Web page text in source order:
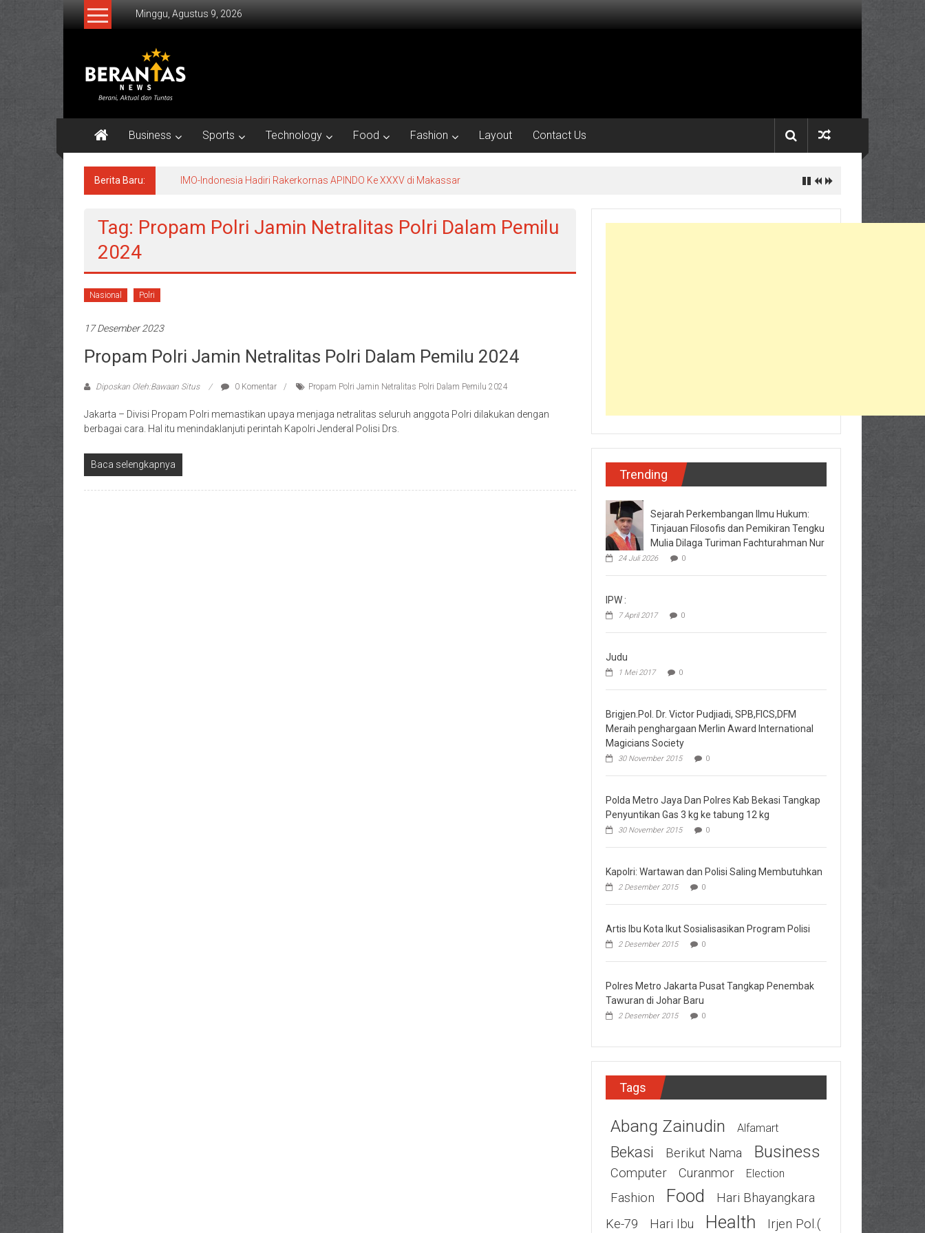
Lompat
Minggu, Agustus 9, 2026
BERANTAS
NEWS
Tuntas.
Business Sports Technology Food Fashion Layout Contact Us
Berita Baru: IMO-Indonesia Hadiri Rakerkornas APINDO Ke XXXV di Makassar
Tag: Propam Polri Jamin Netralitas Polri Dalam Pemilu
2024
Nasional Polri
17 Desember 2023
Propam Polri Jamin Netralitas Polri Dalam Pemilu 2024
Diposkan Oleh:Bawaan Situs 0 Komentar Propam Polri Jamin Netralitas Polri Dalam Pemilu 2024
Jakarta – Divisi Propam Polri memastikan upaya menjaga netralitas seluruh anggota Polri dilakukan dengan
berbagai cara. Hal itu menindaklanjuti perintah Kapolri Jenderal Polisi Drs.
Baca selengkapnya
Trending
Sejarah Perkembangan Ilmu Hukum:
Tinjauan Filosofis dan Pemikiran Tengku
Mulia Dilaga Turiman Fachturahman Nur
24 Juli 2026 0
IPW :
7 April 2017 0
Judu
1 Mei 2017 0
Brigjen.Pol. Dr. Victor Pudjiadi, SPB,FICS,DFM
Meraih penghargaan Merlin Award International
Magicians Society
30 November 2015 0
Polda Metro Jaya Dan Polres Kab Bekasi Tangkap
Penyuntikan Gas 3 kg ke tabung 12 kg
30 November 2015 0
Kapolri: Wartawan dan Polisi Saling Membutuhkan
2 Desember 2015 0
Artis Ibu Kota Ikut Sosialisasikan Program Polisi
2 Desember 2015 0
Polres Metro Jakarta Pusat Tangkap Penembak
Tawuran di Johar Baru
2 Desember 2015 0
Tags
Abang Zainudin Alfamart
Bekasi Berikut Nama Business
Computer Curanmor Election
Fashion Food
Hari Bhayangkara
Ke-79
Hari Ibu Health
Irjen Pol.(